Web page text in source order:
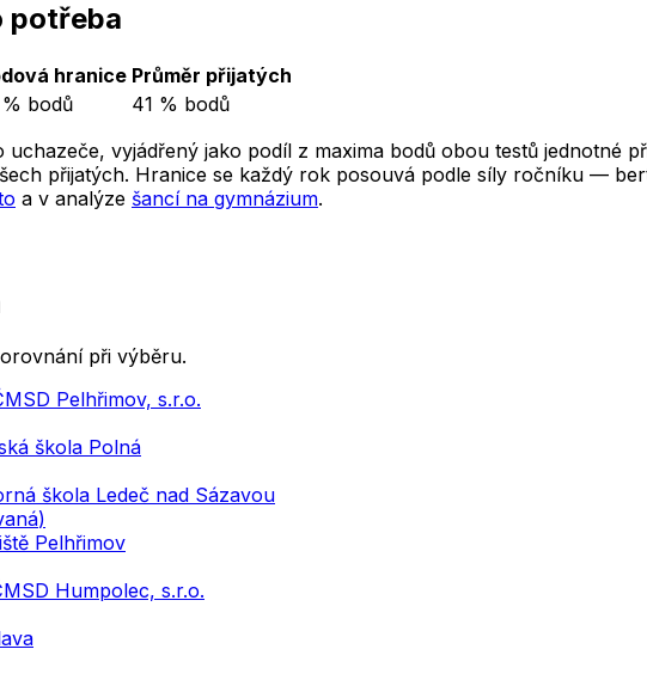
potřeba
hranice Průměr přijatých
bodů
41 % bodů
uchazeče, vyjádřený jako podíl z maxima bodů obou testů jednotné
přijatých. Hranice se každý rok posouvá podle síly ročníku —
a v analýze šancí na gymnázium.
při výběru.
Pelhřimov, s.r.o.
škola Polná
škola Ledeč nad Sázavou
)
Pelhřimov
Humpolec, s.r.o.